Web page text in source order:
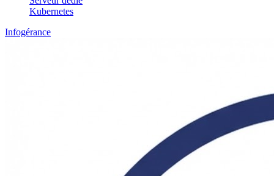
Kubernetes
Infogérance